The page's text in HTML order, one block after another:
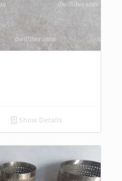
Show Details